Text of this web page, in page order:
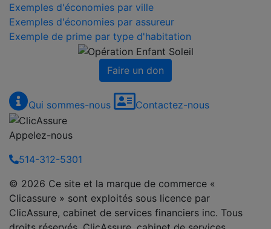
Exemples d'économies par ville
Exemples d'économies par assureur
Exemple de prime par type d'habitation
Faire un don
Qui sommes-nous Contactez-nous
Appelez-nous
514-312-5301
© 2026 Ce site et la marque de commerce «
Clicassure » sont exploités sous licence par
ClicAssure, cabinet de services financiers inc. Tous